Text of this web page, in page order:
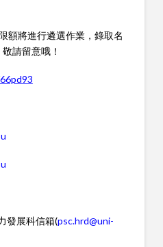
額將進行遴選作業，錄取名
請留意哦！
發展科信箱(psc.hrd@uni-